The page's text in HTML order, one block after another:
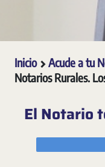
Inicio Acude a tu
Notarios Rurales.
El Notario